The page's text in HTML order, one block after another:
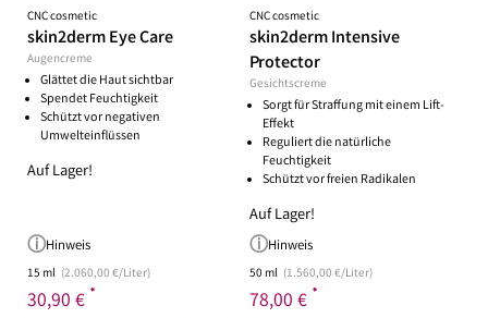
CNC cosmetic
skin2derm Eye Care
Augencreme
Glättet die Haut sichtbar
Spendet Feuchtigkeit
Schützt vor negativen
Umwelteinflüssen
Auf Lager!
Hinweis
15 ml (2.060,00 €/Liter)
30,90 € *
CNC cosmetic
skin2derm Intensive
Protector
Gesichtscreme
Sorgt für Straffung mit einem Lift-
Effekt
Reguliert die natürliche
Feuchtigkeit
Schützt vor freien Radikalen
Auf Lager!
Hinweis
50 ml (1.560,00 €/Liter)
78,00 € *